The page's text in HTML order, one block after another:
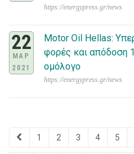
https://energypress.gr/news
22
ΜΑΡ
2021
Motor Oil Hellas:
φορές και απόδοση
ομόλογο
https://energypress.gr/news
1 2 3 4 5